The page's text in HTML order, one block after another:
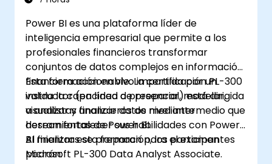
Power BI es una plataforma líder de
inteligencia empresarial que permite a los
profesionales financieros transformar
conjuntos de datos complejos en información
financiera accionable. La certificación PL-300
valida la capacidad de preparar, modelar,
visualizar y analizar datos mediante
herramientas de Power BI.
Esta formación en vivo impartida por un
instructor (en línea o presencial) está dirigida
a analistas financieros de nivel intermedio que
desean fortalecer sus habilidades con Power
BI mientras se preparan para el examen
Microsoft PL-300 Data Analyst Associate.
Al finalizar esta formación, los participantes
podrán: